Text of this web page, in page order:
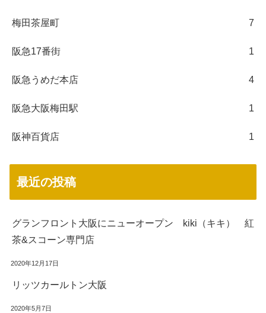
梅田茶屋町 7
阪急17番街 1
阪急うめだ本店 4
阪急大阪梅田駅 1
阪神百貨店 1
最近の投稿
グランフロント大阪にニューオープン kiki（キキ） 紅
茶&スコーン専門店
2020年12月17日
リッツカールトン大阪
2020年5月7日